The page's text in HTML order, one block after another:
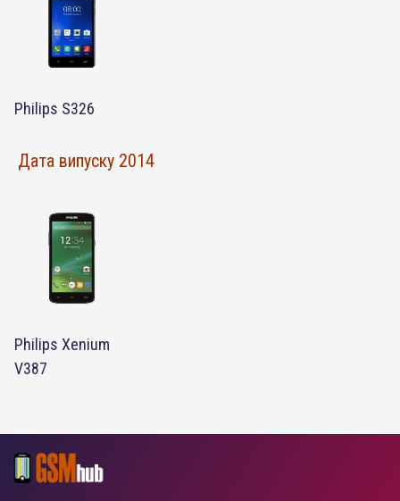
Philips S326
Дата випуску 2014
Philips Xenium
V387